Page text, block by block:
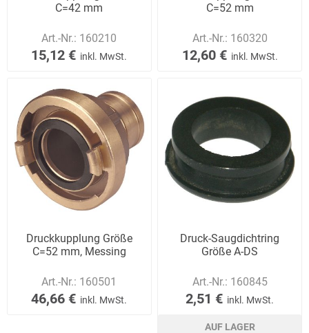
C=42 mm
Art.-Nr.: 160210
15,12 € inkl. MwSt.
C=52 mm
Art.-Nr.: 160320
12,60 € inkl. MwSt.
Druckkupplung Größe
C=52 mm, Messing
Art.-Nr.: 160501
46,66 € inkl. MwSt.
Druck-Saugdichtring
Größe A-DS
Art.-Nr.: 160845
2,51 € inkl. MwSt.
AUF LAGER